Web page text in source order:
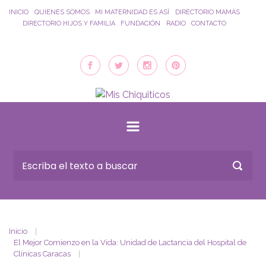
Saltar al contenido principal
INICIO QUIENES SOMOS MI MATERNIDAD ES ASÍ
DIRECTORIO MAMÁS
DIRECTORIO HIJOS Y FAMILIA
FUNDACIÓN RADIO CONTACTO
Inicio
El Mejor Comienzo en la Vida: Unidad de Lactancia del Hospital de
Clínicas Caracas